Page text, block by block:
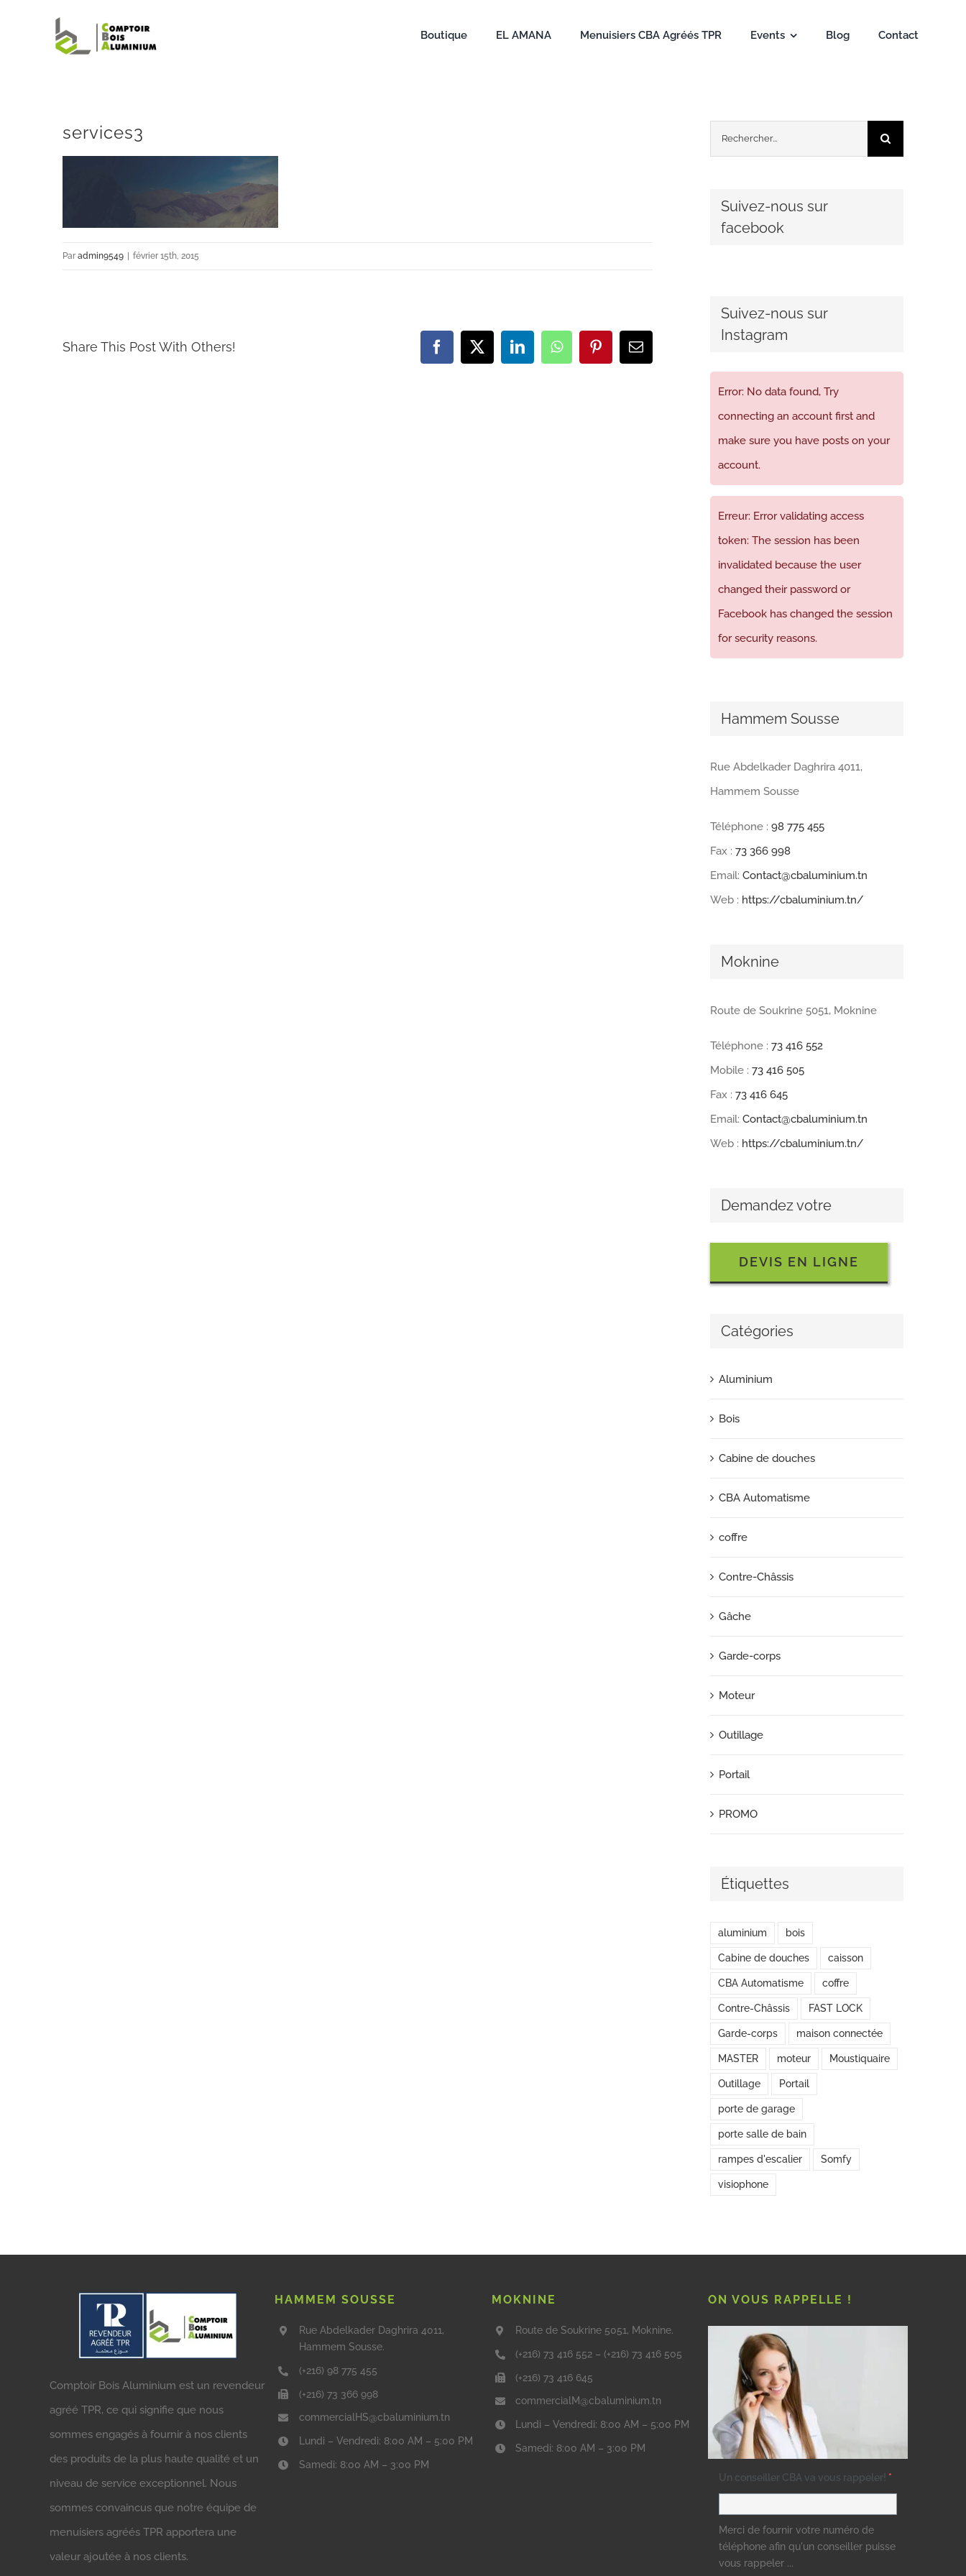
Boutique EL AMANA Menuisiers CBA Agréés TPR Events Blog Contact
services3
Par admin9549 | février 15th, 2015
Share This Post With Others! Facebook
X LinkedInWhatsAppPinterestEmail
Rechercher:
Suivez-nous sur
facebook
Suivez-nous sur
Instagram
Error: No data found, Try
connecting an account first and
make sure you have posts on your
account.
Erreur: Error validating access
token: The session has been
invalidated because the user
changed their password or
Facebook has changed the session
for security reasons.
Hammem Sousse
Rue Abdelkader Daghrira 4011,
Hammem Sousse
Téléphone : 98 775 455
Fax : 73 366 998
Email: Contact@cbaluminium.tn
Web : https://cbaluminium.tn/
Moknine
Route de Soukrine 5051, Moknine
Téléphone : 73 416 552
Mobile : 73 416 505
Fax : 73 416 645
Email: Contact@cbaluminium.tn
Web : https://cbaluminium.tn/
Demandez votre
DEVIS EN LIGNE
Catégories
Aluminium
Bois
Cabine de douches
CBA Automatisme
coffre
Contre-Châssis
Gâche
Garde-corps
Moteur
Outillage
Portail
PROMO
Étiquettes
aluminium bois
Cabine de douches caisson
CBA Automatisme coffre
Contre-Châssis FAST LOCK
Garde-corps maison connectée
MASTER moteur Moustiquaire
Outillage Portail
porte de garage
porte salle de bain
rampes d'escalier Somfy
visiophone
Comptoir Bois Aluminium est un revendeur
agréé TPR, ce qui signifie que nous
sommes engagés à fournir à nos clients
des produits de la plus haute qualité et un
niveau de service exceptionnel. Nous
sommes convaincus que notre équipe de
menuisiers agréés TPR apportera une
valeur ajoutée à nos clients.
HAMMEM SOUSSE
Rue Abdelkader Daghrira 4011,
Hammem Sousse.
(+216) 98 775 455
(+216) 73 366 998
commercialHS@cbaluminium.tn
Lundi – Vendredi: 8:00 AM – 5:00 PM
Samedi: 8:00 AM – 3:00 PM
MOKNINE
Route de Soukrine 5051, Moknine.
(+216) 73 416 552 – (+216) 73 416 505
(+216) 73 416 645
commercialM@cbaluminium.tn
Lundi – Vendredi: 8:00 AM – 5:00 PM
Samedi: 8:00 AM – 3:00 PM
ON VOUS RAPPELLE !
Un conseiller CBA va vous rappeler! *
Merci de fournir votre numéro de
téléphone afin qu'un conseiller puisse
vous rappeler ...